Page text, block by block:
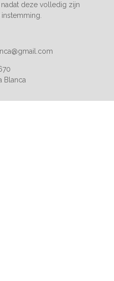
nadat deze volledig zijn
Blanca